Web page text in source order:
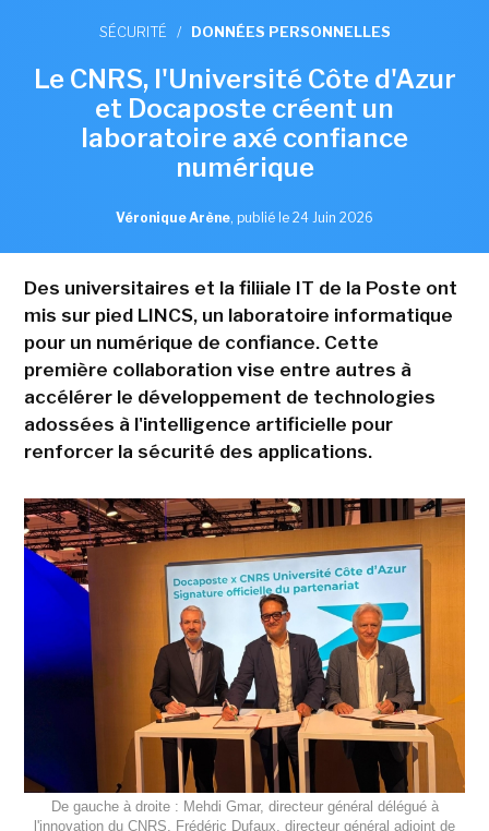
SÉCURITÉ / DONNÉES PERSONNELLES
Le CNRS, l'Université Côte d'Azur
et Docaposte créent un
laboratoire axé confiance
numérique
Véronique Arène, publié le 24 Juin 2026
Des universitaires et la filiiale IT de la Poste ont
mis sur pied LINCS, un laboratoire informatique
pour un numérique de confiance. Cette
première collaboration vise entre autres à
accélérer le développement de technologies
adossées à l'intelligence artificielle pour
renforcer la sécurité des applications.
De gauche à droite : Mehdi Gmar, directeur général délégué à
l'innovation du CNRS, Frédéric Dufaux, directeur général adjoint de